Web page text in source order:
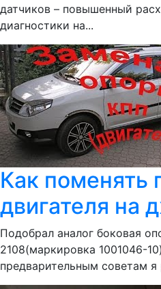
датчиков – повышенный
диагностики на...
Как поменять
двигателя на
Подобрал аналог боковая
2108(маркировка 1001046-
предварительным советам я